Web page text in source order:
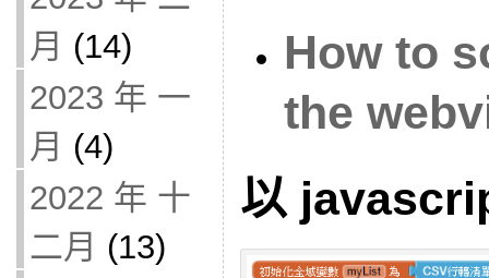
月 (14)
2023 年 一
月 (4)
2022 年 十
二月 (13)
How to
the
以